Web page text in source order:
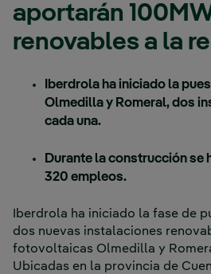
aportarán
renovables a la
Iberdrola ha iniciado la
Olmedilla y Romeral, dos
cada una.
Durante la construcción se
320 empleos.
Iberdrola ha iniciado la fase de
dos nuevas instalaciones
fotovoltaicas Olmedilla y
Ubicadas en la provincia de